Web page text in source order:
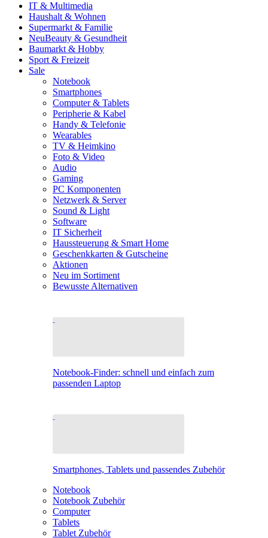
IT & Multimedia
Haushalt & Wohnen
Supermarkt & Familie
NeuBeauty & Gesundheit
Baumarkt & Hobby
Sport & Freizeit
Sale
Notebook
Smartphones
Computer & Tablets
Peripherie & Kabel
Handy & Telefonie
Wearables
TV & Heimkino
Foto & Video
Audio
Gaming
PC Komponenten
Netzwerk & Server
Sound & Light
Software
IT Sicherheit
Haussteuerung & Smart Home
Geschenkkarten & Gutscheine
Aktionen
Neu im Sortiment
Bewusste Alternativen
Notebook-Finder: schnell und einfach zum
passenden Laptop
Smartphones, Tablets und passendes Zubehör
Notebook
Notebook Zubehör
Computer
Tablets
Tablet Zubehör